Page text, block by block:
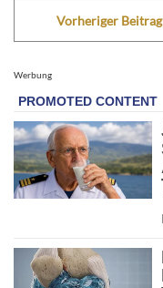
Vorheriger Beitrag
Werbung